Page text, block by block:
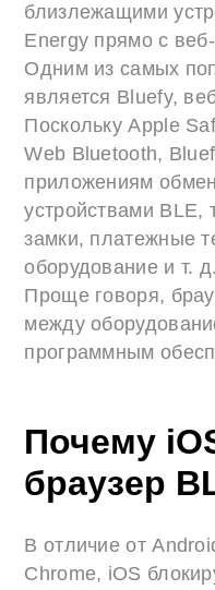
близлежащими
Energy прямо с
Одним из самых
является Bluefy,
Поскольку Apple
Web Bluetooth,
приложениям
устройствами BLE,
замки, платежные
оборудование и т. д.
Проще говоря,
между
программным
Почему
браузер
В отличие от
Chrome, iOS